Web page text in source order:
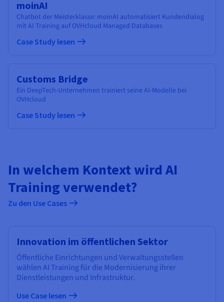
moinAI
Chatbot der Meisterklasse: moinAI automatisiert Kundendialog
mit AI Training auf OVHcloud Managed Databases
Case Study lesen
Customs Bridge
Ein DeepTech-Unternehmen trainiert seine AI-Modelle bei
OVHcloud
Case Study lesen
In welchem Kontext wird AI
Training verwendet?
Zu den Use Cases
Innovation im öffentlichen Sektor
Öffentliche Einrichtungen und Verwaltungsstellen
wählen AI Training für die Modernisierung ihrer
Dienstleistungen und Infrastruktur.
Use Case lesen